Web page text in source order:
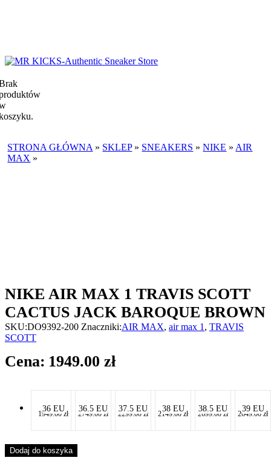
STRONA GŁÓWNA » SKLEP» SNEAKERS »NIKE » AIR
MAX »
NIKE AIR MAX 1 TRAVIS SCOTT
CACTUS JACK BAROQUE BROWN
1949.00 zł
-
36 EU
-
1949.00zł
-
36.5 EU
-
2749.00zł
-
37.5 EU
-
2299.00zł
-
38 EU
-
2149.00zł
-
38.5 EU
-
2699.00zł
-
39 EU
-
2649.00zł
Dodaj do koszyka
SKU:DO9392-200 Znaczniki:AIR MAX, air max 1 , TRAVIS
SCOTT